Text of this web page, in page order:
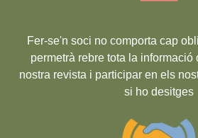
Fer-se'n soci no comporta cap
permetrà rebre tota la informació
nostra revista i participar en els
si ho desitges